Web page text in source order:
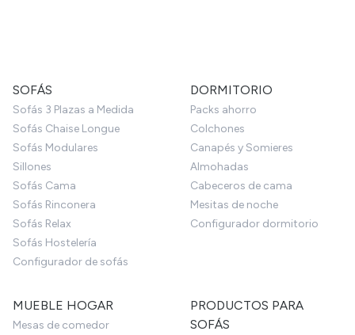
SOFÁS
Sofás 3 Plazas a Medida
Sofás Chaise Longue
Sofás Modulares
Sillones
Sofás Cama
Sofás Rinconera
Sofás Relax
Sofás Hostelería
Configurador de sofás
DORMITORIO
Packs ahorro
Colchones
Canapés y Somieres
Almohadas
Cabeceros de cama
Mesitas de noche
Configurador dormitorio
MUEBLE HOGAR
Mesas de comedor
PRODUCTOS PARA
SOFÁS